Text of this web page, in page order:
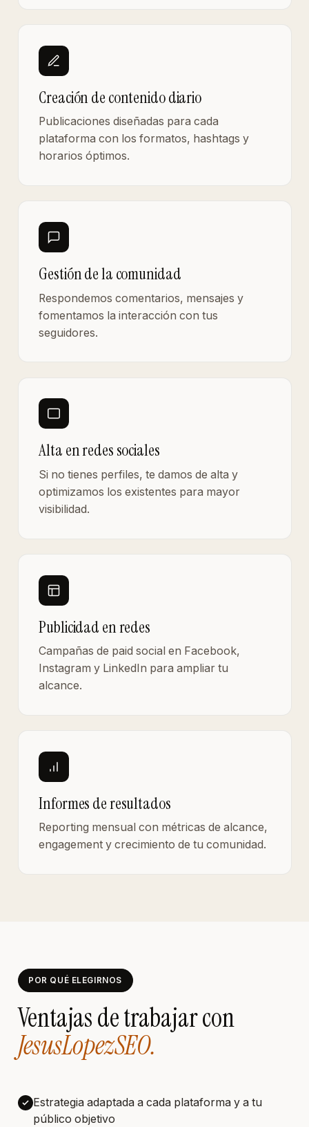
Creación de contenido diario
Publicaciones diseñadas para cada
plataforma con los formatos, hashtags y
horarios óptimos.
Gestión de la comunidad
Respondemos comentarios, mensajes y
fomentamos la interacción con tus
seguidores.
Alta en redes sociales
Si no tienes perfiles, te damos de alta y
optimizamos los existentes para mayor
visibilidad.
Publicidad en redes
Campañas de paid social en Facebook,
Instagram y LinkedIn para ampliar tu
alcance.
Informes de resultados
Reporting mensual con métricas de alcance,
engagement y crecimiento de tu comunidad.
POR QUÉ ELEGIRNOS
Ventajas de trabajar con
JesusLopezSEO.
Estrategia adaptada a cada plataforma y a tu
público objetivo